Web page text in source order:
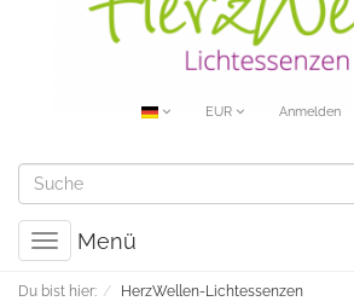
EUR Anmelden
Toggle
Menü
Du bist hier:
HerzWellen-Lichtessenzen